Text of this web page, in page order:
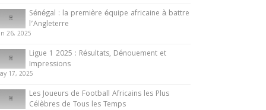
Internationales
de l’équipe nationale de
football du Cameroun
2025
Sénégal : la première équipe africaine à battre
l’Angleterre
26, 2025
Ligue 1 2025 : Résultats, Dénouement et
Impressions
17, 2025
Les Joueurs de Football Africains les Plus
Célèbres de Tous les Temps